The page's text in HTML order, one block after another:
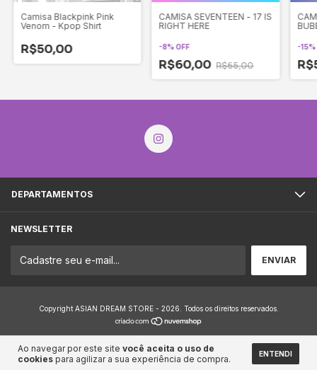
Ao navegar por este site você aceita o uso de
cookies para agilizar a sua experiência de compra. ENTENDI
Camisa Blackpink Pink
Venom - Kpop Shirt
R$50,00
CAMISA SEVENTEEN - 17 IS
RIGHT HERE
-8%OFF
R$60,00 R$65,00
-15%
DEPARTAMENTOS
NEWSLETTER
Copyright ASIAN DREAM STORE - 2026. Todos os direitos reservados.